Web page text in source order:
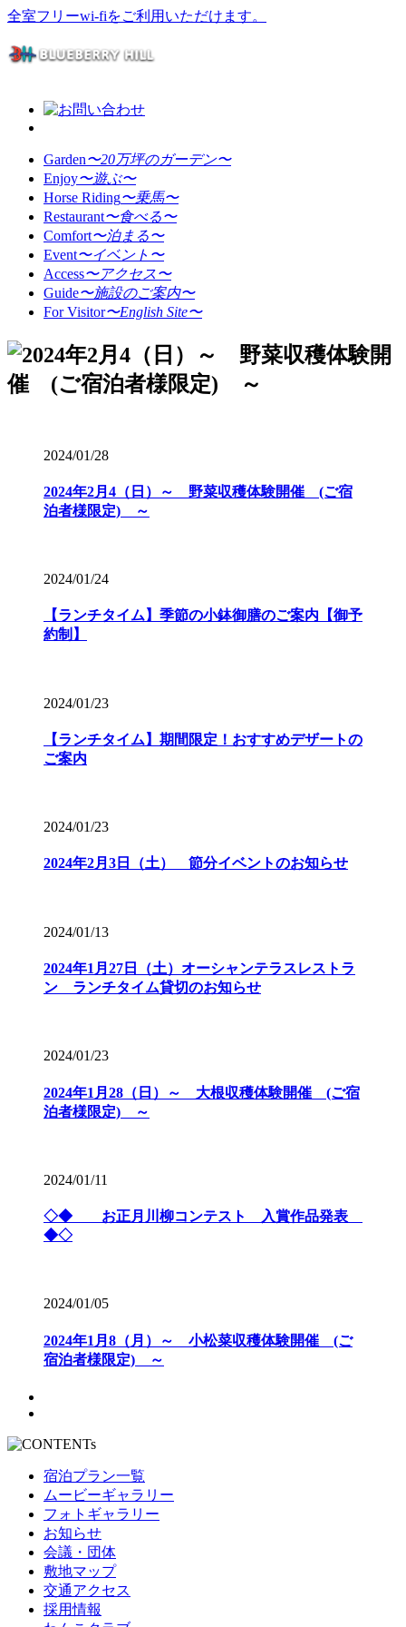
全室フリーwi-fiをご利用いただけます。
Garden〜20万坪のガーデン〜
Enjoy〜遊ぶ〜
Horse Riding〜乗馬〜
Restaurant〜食べる〜
Comfort〜泊まる〜
Event〜イベント〜
Access〜アクセス〜
Guide〜施設のご案内〜
For Visitor〜English Site〜
2024/01/28
2024年2月4（日）～ 野菜収穫体験開催 (ご宿
泊者様限定) ～
2024/01/24
【ランチタイム】季節の小鉢御膳のご案内【御予
約制】
2024/01/23
【ランチタイム】期間限定！おすすめデザートの
ご案内
2024/01/23
2024年2月3日（土） 節分イベントのお知らせ
2024/01/13
2024年1月27日（土）オーシャンテラスレストラ
ン ランチタイム貸切のお知らせ
2024/01/23
2024年1月28（日）～ 大根収穫体験開催 (ご宿
泊者様限定) ～
2024/01/11
◇◆ お正月川柳コンテスト 入賞作品発表
◆◇
2024/01/05
2024年1月8（月）～ 小松菜収穫体験開催 (ご
宿泊者様限定) ～
宿泊プラン一覧
ムービーギャラリー
フォトギャラリー
お知らせ
会議・団体
敷地マップ
交通アクセス
採用情報